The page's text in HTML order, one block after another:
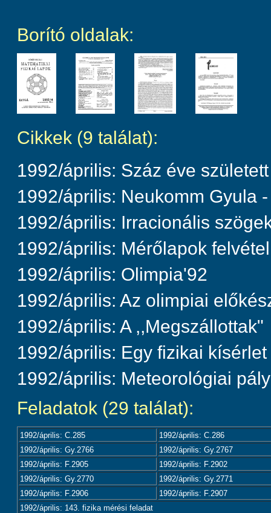
Borító oldalak:
Cikkek (9 találat):
1992/április: Száz éve
1992/április: Neukomm Gyula
1992/április: Irracionális
1992/április: Mérőlapok
1992/április: Olimpia'92
1992/április: Az olimpiai
1992/április: A ,,Megszállottak"
1992/április: Egy fizikai kísérlet
1992/április: Meteorológiai
Feladatok (29 találat):
1992/április: C.285
1992/április: C.286
1992/április: Gy.2766
1992/április: Gy.2767
1992/április: F.2905
1992/április: F.2902
1992/április: Gy.2770
1992/április: Gy.2771
1992/április: F.2906
1992/április: F.2907
1992/április: 143. fizika mérési feladat